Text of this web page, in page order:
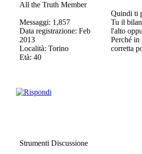
All the Truth Member
Messaggi: 1,857
Data registrazione: Feb
2013
Località: Torino
Età: 40
Quindi ti
Tu il
l'alto
Perché in
corretta
Strumenti Discussione